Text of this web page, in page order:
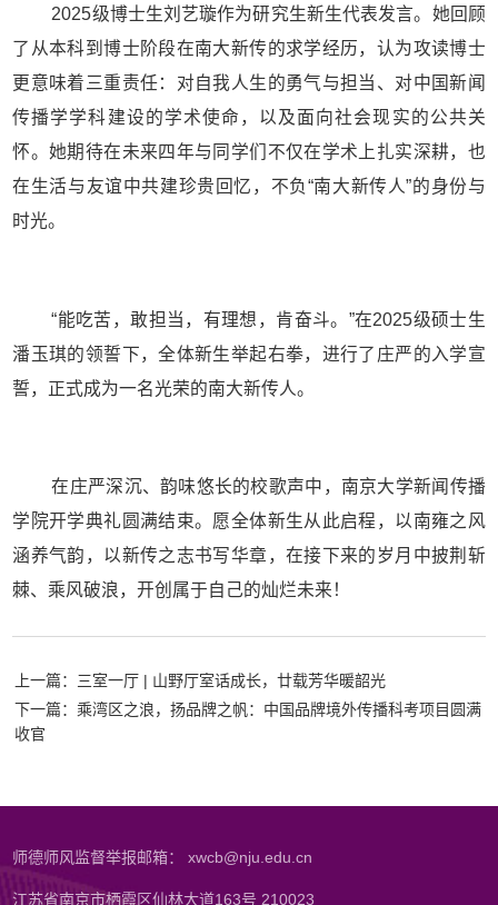
2025级博士生刘艺璇作为研究生新生代表发言。她回顾
了从本科到博士阶段在南大新传的求学经历，认为攻读博士
更意味着三重责任：对自我人生的勇气与担当、对中国新闻
传播学学科建设的学术使命，以及面向社会现实的公共关
怀。她期待在未来四年与同学们不仅在学术上扎实深耕，也
在生活与友谊中共建珍贵回忆，不负“南大新传人”的身份与
时光。
“能吃苦，敢担当，有理想，肯奋斗。”在2025级硕士生
潘玉琪的领誓下，全体新生举起右拳，进行了庄严的入学宣
誓，正式成为一名光荣的南大新传人。
在庄严深沉、韵味悠长的校歌声中，南京大学新闻传播
学院开学典礼圆满结束。愿全体新生从此启程，以南雍之风
涵养气韵，以新传之志书写华章，在接下来的岁月中披荆斩
棘、乘风破浪，开创属于自己的灿烂未来！
上一篇：三室一厅 | 山野厅室话成长，廿载芳华暖韶光
下一篇：乘湾区之浪，扬品牌之帆：中国品牌境外传播科考项目圆满
收官
师德师风监督举报邮箱： xwcb@nju.edu.cn
江苏省南京市栖霞区仙林大道163号 210023